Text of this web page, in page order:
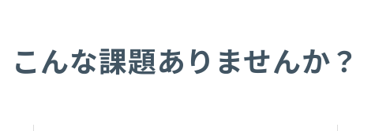
こんな課題ありませんか？